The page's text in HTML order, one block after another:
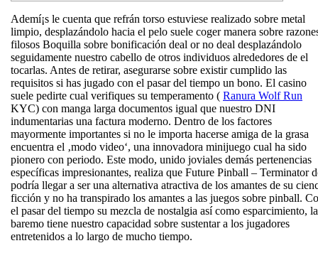
Ademí¡s le cuenta que refrán torso estuviese realizado sobre metal
limpio, desplazándolo hacia el pelo suele coger manera sobre
filosos Boquilla sobre bonificación deal or no deal desplazándolo
seguidamente nuestro cabello de otros individuos alrededores de el
tocarlas. Antes de retirar, asegurarse sobre existir cumplido las
requisitos si has jugado con el pasar del tiempo un bono. El casino
suele pedirte cual verifiques su temperamento ( Ranura Wolf Run
KYC) con manga larga documentos igual que nuestro DNI
indumentarias una factura moderno. Dentro de los factores
mayormente importantes si no le importa hacerse amiga de la grasa
encuentra el ‚modo video‘, una innovadora minijuego cual ha sido
pionero con periodo. Este modo, unido joviales demás pertenencias
específicas impresionantes, realiza que Future Pinball – Terminator
podrí­a llegar a ser una alternativa atractiva de los amantes de su
ficción y no ha transpirado los amantes a las juegos sobre pinball.
el pasar del tiempo su mezcla de nostalgia así­ como esparcimiento, la
baremo tiene nuestro capacidad sobre sustentar a los jugadores
entretenidos a lo largo de mucho tiempo.